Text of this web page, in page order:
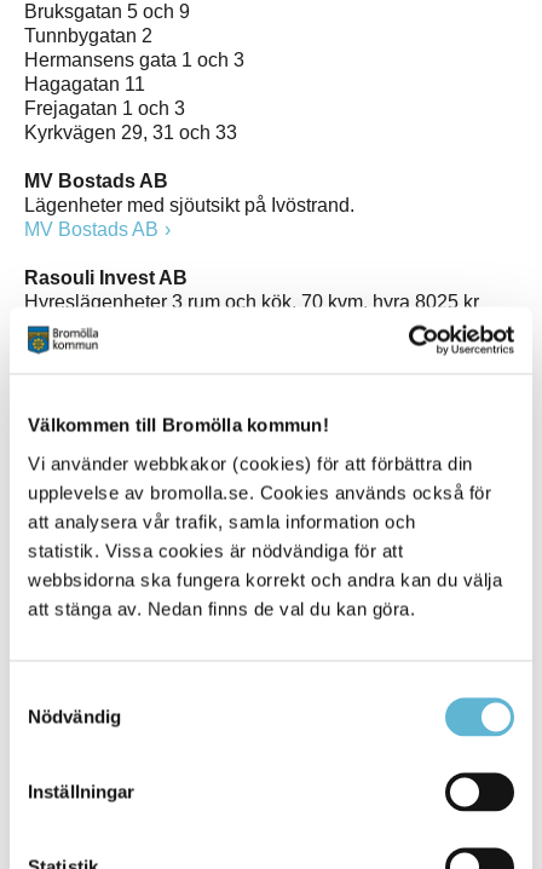
Välkommen till Bromölla kommun!
Vi använder webbkakor (cookies) för att förbättra din
upplevelse av bromolla.se. Cookies används också för
att analysera vår trafik, samla information och
statistik. Vissa cookies är nödvändiga för att
webbsidorna ska fungera korrekt och andra kan du välja
att stänga av. Nedan finns de val du kan göra.
Nödvändig
Inställningar
Bruksgatan 5 och 9
Tunnbygatan 2
Hermansens gata 1 och 3
Hagagatan 11
Frejagatan 1 och 3
Kyrkvägen 29, 31 och 33
MV Bostads AB
Lägenheter med sjöutsikt på Ivöstrand.
MV Bostads AB
Rasouli Invest AB
Hyreslägenheter 3 rum och kök, 70 kvm, hyra 8025 kr
Fjälkingegatan 1 i Bromölla
Intresseanmälan görs på:
anmalan@rasouligroup.com
Släggan AB
Storgatan 2A, 2B, 2C
Lägenhetstyper: 1:or till 5 rummare med kök
Intresseanmälan: ulf@slaggan.com, 0735-25 50 85
www.slaggan.com
BrinovaFastigheter AB
Uthyrare Malin Nygren